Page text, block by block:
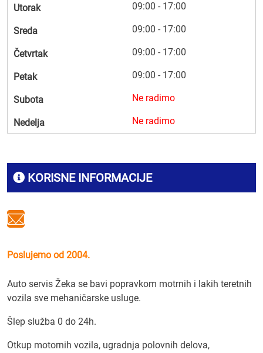
KORISNE INFORMACIJE
Poslujemo od 2004.
Auto servis Žeka se bavi popravkom motrnih i lakih teretnih
vozila sve mehaničarske usluge.
Šlep služba 0 do 24h.
Otkup motornih vozila, ugradnja polovnih delova,
Utorak 09:00 - 17:00
Sreda 09:00 - 17:00
Četvrtak 09:00 - 17:00
Petak 09:00 - 17:00
Subota Ne radimo
Nedelja Ne radimo